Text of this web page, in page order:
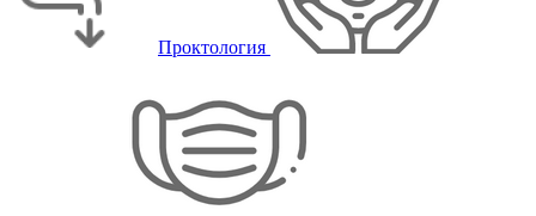
Проктология